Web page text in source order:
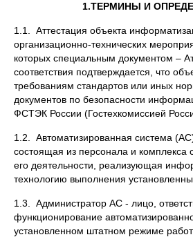
1.ТЕРМИНЫ И
1.1. Аттестация объекта
организационно-технических
которых специальным документом –
соответствия подтверждается, что
требованиям стандартов или иных
документов по безопасности
ФСТЭК России (Гостехкомиссией
1.2. Автоматизированная система
состоящая из персонала и комплекса
его деятельности, реализующая
технологию выполнения
1.3. Администратор АС - лицо,
функционирование
установленном штатном режиме